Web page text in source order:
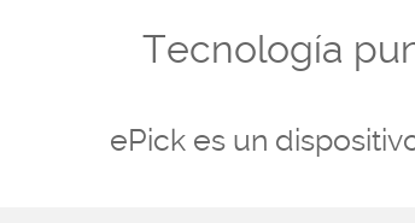
Tecnología
ePick es un